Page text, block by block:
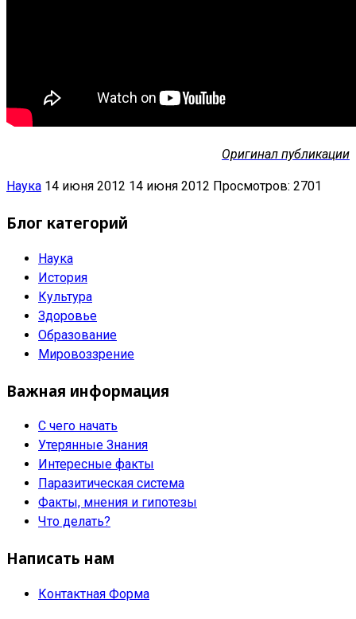
Оригинал публикации
Наука 14 июня 2012 14 июня 2012 Просмотров: 2701
Блог категорий
Наука
История
Культура
Здоровье
Образование
Мировоззрение
Важная информация
С чего начать
Утерянные Знания
Интересные факты
Паразитическая система
Факты, мнения и гипотезы
Что делать?
Написать нам
Контактная Форма